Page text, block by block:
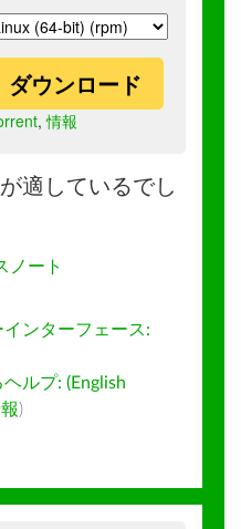
ダウンロード
,情報
適しているでし
ノート
ンターフェース:
ルプ: (English
)